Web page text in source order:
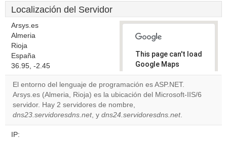
Localización del Servidor
Arsys.es
Almeria
Rioja
España
36.95, -2.45
This page can't load
Google Maps
correctly.
Do you
website?
El entorno del lenguaje de programación es ASP.NET.
Arsys.es (Almeria, Rioja) es la ubicación del Microsoft-IIS/6
servidor. Hay 2 servidores de nombre,
dns23.servidoresdns.net, y dns24.servidoresdns.net.
IP: